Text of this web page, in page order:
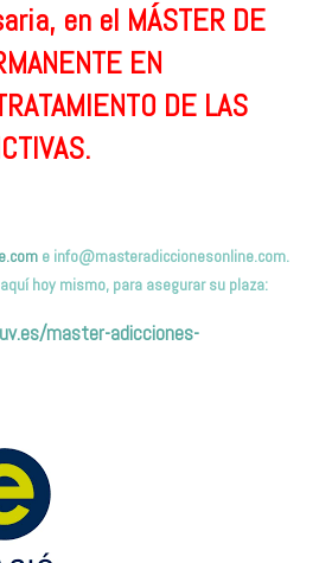
en el MÁSTER DE
EN
DE LAS
e info@masteradiccionesonline.com.
hoy mismo, para asegurar su plaza:
master-adicciones-